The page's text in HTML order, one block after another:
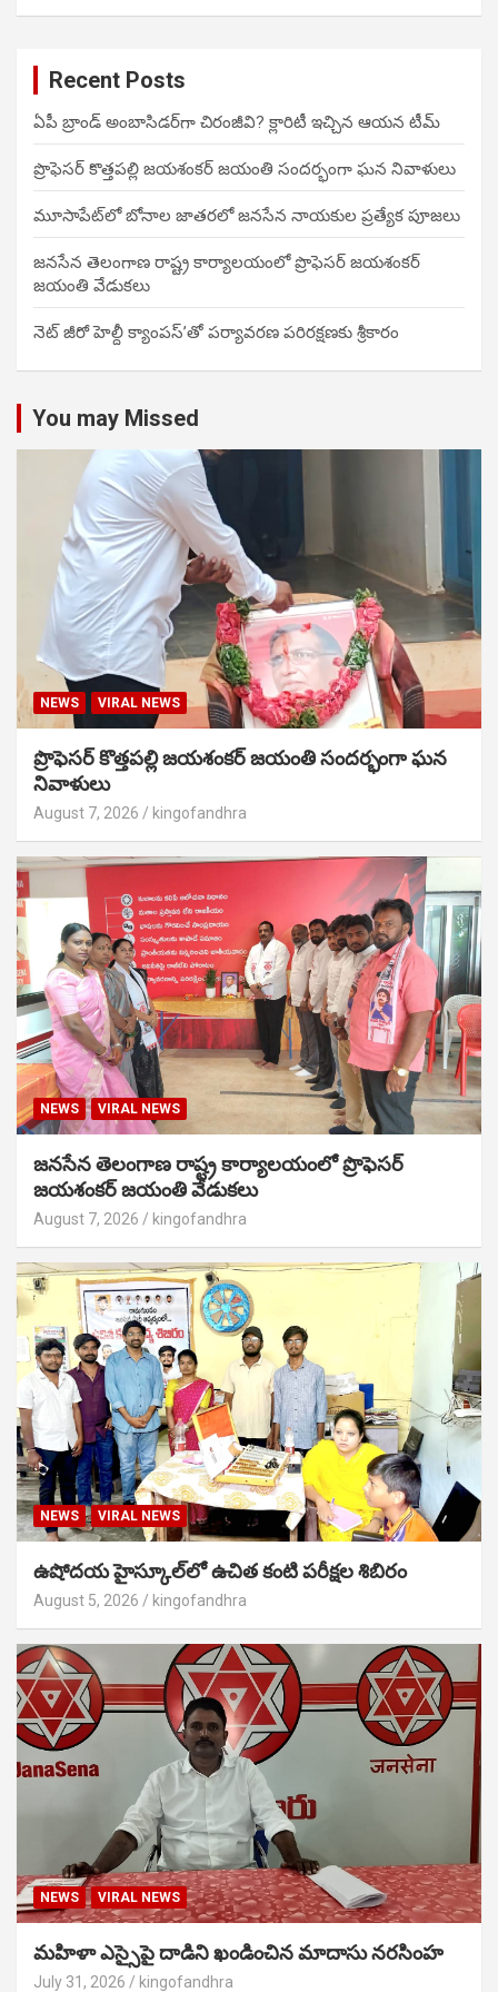
Recent Posts
ఏపీ బ్రాండ్ అంబాసిడర్‌గా చిరంజీవి? క్లారిటీ ఇచ్చిన ఆయన టీమ్
ప్రొఫెసర్ కొత్తపల్లి జయశంకర్ జయంతి సందర్భంగా ఘన నివాళులు
మూసాపేట్‌లో బోనాల జాతరలో జనసేన నాయకుల ప్రత్యేక పూజలు
జనసేన తెలంగాణ రాష్ట్ర కార్యాలయంలో ప్రొఫెసర్ జయశంకర్
జయంతి వేడుకలు
నెట్ జీరో హెల్దీ క్యాంపస్’తో పర్యావరణ పరిరక్షణకు శ్రీకారం
You may Missed
NEWS VIRAL NEWS
ప్రొఫెసర్ కొత్తపల్లి జయశంకర్ జయంతి సందర్భంగా ఘన
నివాళులు
August 7, 2026 kingofandhra
NEWS VIRAL NEWS
జనసేన తెలంగాణ రాష్ట్ర కార్యాలయంలో ప్రొఫెసర్
జయశంకర్ జయంతి వేడుకలు
August 7, 2026 kingofandhra
NEWS VIRAL NEWS
ఉషోదయ హైస్కూల్‌లో ఉచిత కంటి పరీక్షల శిబిరం
August 5, 2026 kingofandhra
NEWS VIRAL NEWS
మహిళా ఎస్సైపై దాడిని ఖండించిన మాదాసు నరసింహ
July 31, 2026 kingofandhra